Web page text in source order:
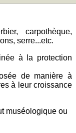
carpothèque,
serre...etc.
à la protection
de manière à
à leur croissance
muséologique ou